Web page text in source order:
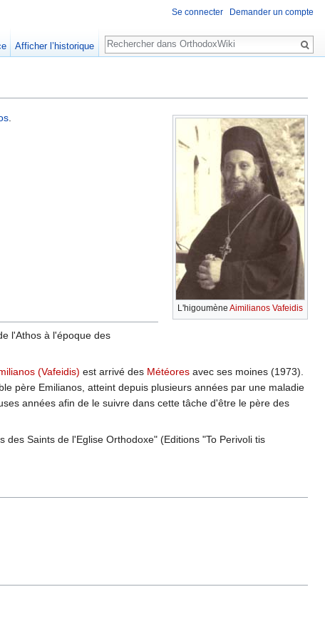
L'higoumène Aimilianos Vafeidis
.
l'Athos à l'époque des
(Vafeidis) est arrivé des Météores avec ses moines (1973).
père Emilianos, atteint depuis plusieurs années par une maladie
années afin de le suivre dans cette tâche d'être le père des
Saints de l'Eglise Orthodoxe" (Editions "To Perivoli tis
Se connecter Demander un compte
Afficher l’historique
Rechercher